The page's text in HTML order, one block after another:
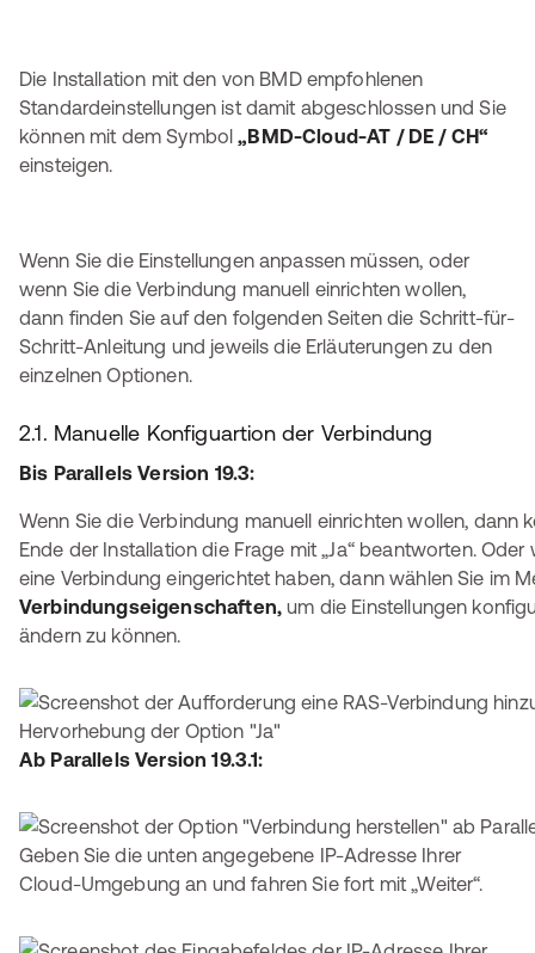
Die Installation mit den von BMD empfohlenen
Standardeinstellungen ist damit abgeschlossen und Sie
können mit dem Symbol„BMD-Cloud-AT / DE / CH“
einsteigen.
Wenn Sie die Einstellungen anpassen müssen, oder
wenn Sie die Verbindung manuell einrichten wollen,
dann finden Sie auf den folgenden Seiten die Schritt-für-
Schritt-Anleitung und jeweils die Erläuterungen zu den
einzelnen Optionen.
2.1. Manuelle Konfiguartion der Verbindung
Bis Parallels Version 19.3:
Wenn Sie die Verbindung manuell einrichten wollen, dann
Ende der Installation die Frage mit „Ja“ beantworten. Oder
eine Verbindung eingerichtet haben, dann wählen Sie im
Verbindungseigenschaften, um die Einstellungen
ändern zu können.
Ab Parallels Version 19.3.1:
Geben Sie die unten angegebene IP-Adresse Ihrer
Cloud-Umgebung an und fahren Sie fort mit „Weiter“.